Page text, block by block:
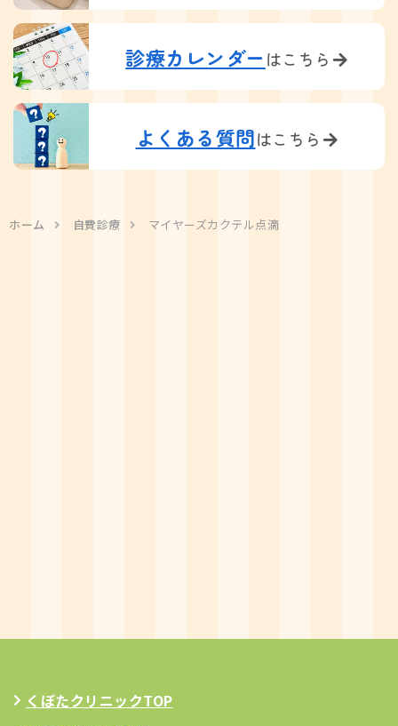
診療カレンダーはこちら
よくある質問はこちら
ホーム 自費診療 マイヤーズカクテル点滴
くぼたクリニックTOP